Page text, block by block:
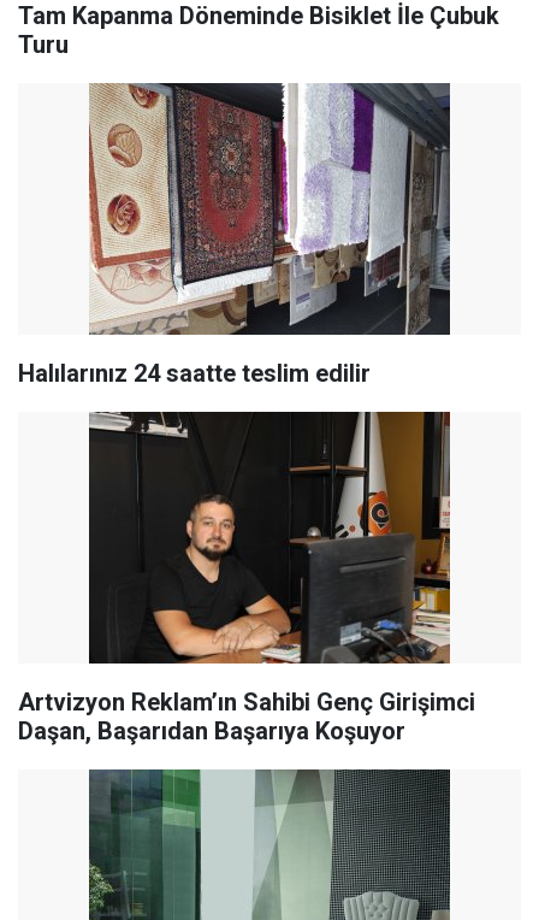
Tam Kapanma Döneminde Bisiklet İle Çubuk
Turu
Halılarınız 24 saatte teslim edilir
Artvizyon Reklam’ın Sahibi Genç Girişimci
Daşan, Başarıdan Başarıya Koşuyor